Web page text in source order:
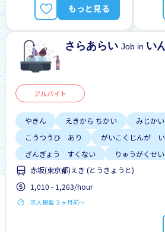
はじめて OKもっと見る
さらあらいJob in い
アルバイト
やきん えきから ちかい
みじか
こうつうひ あり
がいこくじんが い
ざんぎょう すくない
りゅうがくせ
しゅう2、3にち
はじめて OK
赤坂(東京都)えき (とうきょうと)
1,010 - 1,263/hour
求人掲載 ３ヶ月前〜